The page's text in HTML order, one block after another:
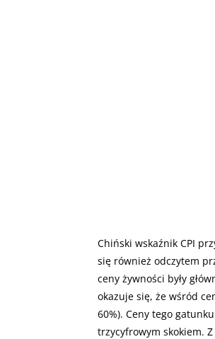
Chiński wskaźnik CPI
się również odczytem
ceny żywności były
okazuje się, że wśród
60%). Ceny tego
trzycyfrowym skokiem.